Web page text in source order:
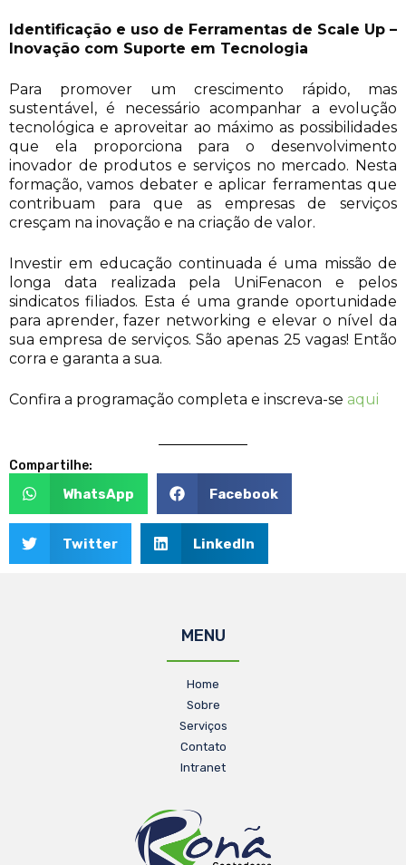
Identificação e uso de Ferramentas de Scale Up –
Inovação com Suporte em Tecnologia
Para promover um crescimento rápido, mas
sustentável, é necessário acompanhar a evolução
tecnológica e aproveitar ao máximo as possibilidades
que ela proporciona para o desenvolvimento
inovador de produtos e serviços no mercado. Nesta
formação, vamos debater e aplicar ferramentas que
contribuam para que as empresas de serviços
cresçam na inovação e na criação de valor.
Investir em educação continuada é uma missão de
longa data realizada pela UniFenacon e pelos
sindicatos filiados. Esta é uma grande oportunidade
para aprender, fazer networking e elevar o nível da
sua empresa de serviços. São apenas 25 vagas! Então
corra e garanta a sua.
Confira a programação completa e inscreva-se aqui
Compartilhe:
WhatsApp Facebook
Twitter LinkedIn
MENU
Home
Sobre
Serviços
Contato
Intranet